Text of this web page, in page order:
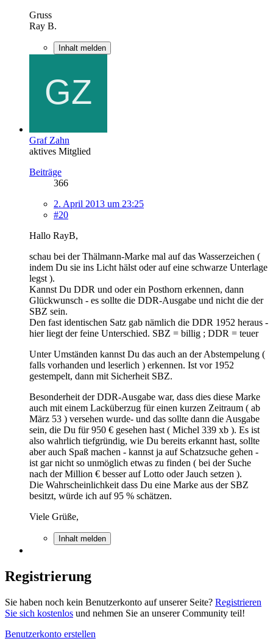
Gruss
Ray B.
Inhalt melden
Graf Zahn
aktives Mitglied
Beiträge
366
2. April 2013 um 23:25
#20
Hallo RayB,
schau bei der Thälmann-Marke mal auf das Wasserzeichen (
indem Du sie ins Licht hälst oder auf eine schwarze Unterlage
legst ).
Kannst Du DDR und oder ein Posthorn erkennen, dann
Glückwunsch - es sollte die DDR-Ausgabe und nicht die der
SBZ sein.
Den fast identischen Satz gab nämlich die DDR 1952 heraus -
hier liegt der feine Unterschied. SBZ = billig ; DDR = teuer
Unter Umständen kannst Du das auch an der Abstempelung (
falls vorhanden und leserlich ) erkennen. Ist vor 1952
gestempelt, dann mit Sicherheit SBZ.
Besonderheit der DDR-Ausgabe war, dass dies diese Marke
auch mit einem Lacküberzug für einen kurzen Zeitraum ( ab
März 53 ) versehen wurde- und das sollte dann die Ausgabe
sein, die Du für 950 € gesehen hast ( Michel 339 xb ). Es ist
also wahrlich tiefgründig, wie Du bereits erkannt hast, sollte
aber auch Spaß machen - kannst ja auf Schatzsuche gehen -
ist gar nicht so unmöglich etwas zu finden ( bei der Suche
nach der Million € besser auf Lotto oder Jauch setzen ).
Die Wahrscheinlichkeit dass Du eine Marke aus der SBZ
besitzt, würde ich auf 95 % schätzen.
Viele Grüße,
Inhalt melden
Registrierung
Sie haben noch kein Benutzerkonto auf unserer Seite? Registrieren
Sie sich kostenlos und nehmen Sie an unserer Community teil!
Benutzerkonto erstellen